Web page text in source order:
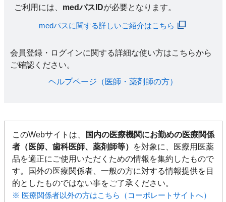
ご利用には、 medパスIDが必要となります。
medパスに関する詳しいご紹介はこちら
会員登録・ログインに関する詳細な使い方はこちらから
ご確認ください。​
ヘルプページ（医師・薬剤師の方）​
このWebサイトは、
国内の医療機関にお勤めの医療関係
者（医師、歯科医師、薬剤師等）
を対象に、医療用医薬
品を適正にご使用いただくための情報を集約したもので
す。国外の医療関係者、一般の方に対する情報提供を目
的としたものではない事をご了承ください。
※ 医療関係者以外の方はこちら（コーポレートサイトへ）